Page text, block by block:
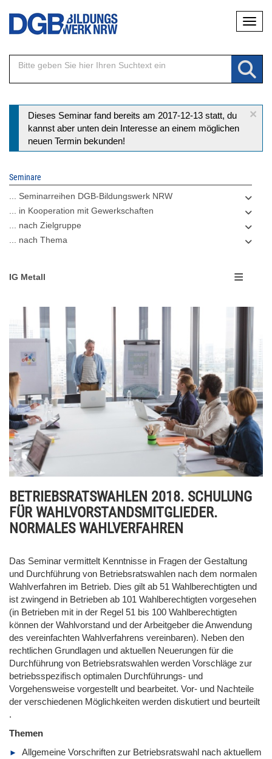
Direkt
Inhalt
×
Statusmeldung
Dieses Seminar fand bereits am 2017-12-13 statt, du
kannst aber unten dein Interesse an einem möglichen
neuen Termin bekunden!
Seminare
... Seminarreihen DGB-Bildungswerk NRW
... in Kooperation mit Gewerkschaften
... nach Zielgruppe
... nach Thema
IG Metall
BETRIEBSRATSWAHLEN 2018. SCHULUNG
FÜR WAHLVORSTANDSMITGLIEDER.
NORMALES WAHLVERFAHREN
Das Seminar vermittelt Kenntnisse in Fragen der Gestaltung
und Durchführung von Betriebsratswahlen nach dem normalen
Wahlverfahren im Betrieb. Dies gilt ab 51 Wahlberechtigten und
ist zwingend in Betrieben ab 101 Wahlberechtigten vorgesehen
(in Betrieben mit in der Regel 51 bis 100 Wahlberechtigten
können der Wahlvorstand und der Arbeitgeber die Anwendung
des vereinfachten Wahlverfahrens vereinbaren). Neben den
rechtlichen Grundlagen und aktuellen Neuerungen für die
Durchführung von Betriebsratswahlen werden Vorschläge zur
betriebsspezifisch optimalen Durchführungs- und
Vorgehensweise vorgestellt und bearbeitet. Vor- und Nachteile
der verschiedenen Möglichkeiten werden diskutiert und beurteilt
.
Themen
Allgemeine Vorschriften zur Betriebsratswahl nach aktuellem